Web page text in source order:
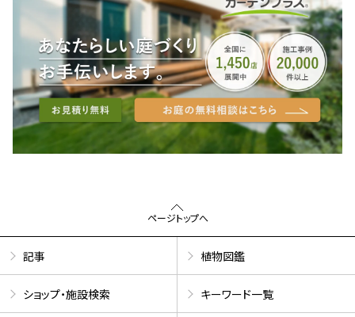
ページトップへ
記事 植物図鑑
ショップ・施設検索 キーワード一覧